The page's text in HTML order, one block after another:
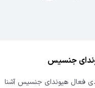
جنسیس
فعال هیوندای جنسیس آشنا